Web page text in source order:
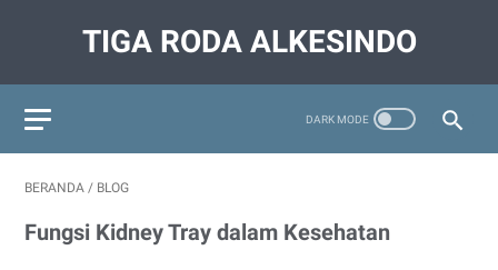
TIGA RODA ALKESINDO
BERANDA / BLOG
Fungsi Kidney Tray dalam Kesehatan